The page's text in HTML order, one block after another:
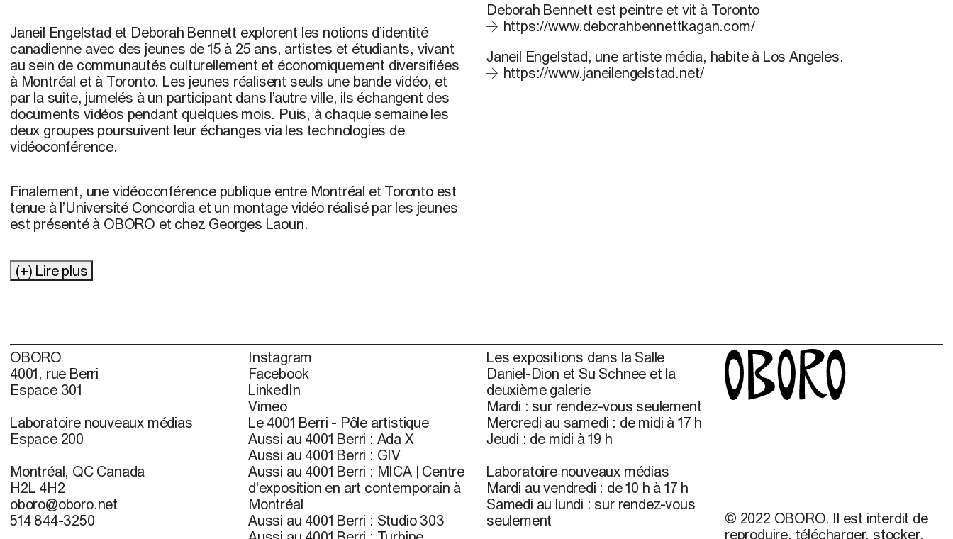
Janeil Engelstad et Deborah Bennett explorent les notions d’identité
canadienne avec des jeunes de 15 à 25 ans, artistes et étudiants, vivant
au sein de communautés culturellement et économiquement diversifiées
à Montréal et à Toronto. Les jeunes réalisent seuls une bande vidéo, et
par la suite, jumelés à un participant dans l’autre ville, ils échangent des
documents vidéos pendant quelques mois. Puis, à chaque semaine les
deux groupes poursuivent leur échanges via les technologies de
vidéoconférence.
Finalement, une vidéoconférence publique entre Montréal et Toronto est
tenue à l’Université Concordia et un montage vidéo réalisé par les jeunes
est présenté à OBORO et chez Georges Laoun.
(+) Lire plus
Deborah Bennett est peintre et vit à Toronto
https://www.deborahbennettkagan.com/
Janeil Engelstad, une artiste média, habite à Los Angeles.
https://www.janeilengelstad.net/
OBORO
4001, rue Berri
Espace 301
Laboratoire nouveaux médias
Espace 200
Montréal, QC Canada
H2L 4H2
oboro@oboro.net
514 844-3250
Instagram
Facebook
LinkedIn
Vimeo
Le 4001 Berri - Pôle artistique
Aussi au 4001 Berri : Ada X
Aussi au 4001 Berri : GIV
Aussi au 4001 Berri : MICA | Centre
d'exposition en art contemporain à
Montréal
Aussi au 4001 Berri : Studio 303
Les expositions dans la Salle
Daniel-Dion et Su Schnee et la
deuxième galerie
Mardi : sur rendez-vous seulement
Mercredi au samedi : de midi à 17 h
Jeudi : de midi à 19 h
Laboratoire nouveaux médias
Mardi au vendredi : de 10 h à 17 h
Samedi au lundi : sur rendez-vous
seulement
© 2022 OBORO. Il est interdit de
reproduire, télécharger, stocker,